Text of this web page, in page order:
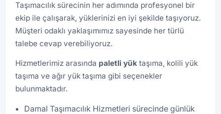
Taşımacılık sürecinin her adımında profesyonel bir
ekip ile çalışarak, yüklerinizi en iyi şekilde taşıyoruz.
Müşteri odaklı yaklaşımımız sayesinde her türlü
talebe cevap verebiliyoruz.
Hizmetlerimiz arasında paletli yük taşıma, kolili yük
taşıma ve ağır yük taşıma gibi seçenekler
bulunmaktadır.
Damal Taşımacılık Hizmetleri sürecinde günlük